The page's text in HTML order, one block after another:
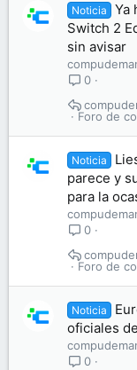
Noticia
Ya
Switch 2
sin avisar
0
Foro de
Noticia
parece y
para la
0
Foro de
Noticia
oficiales
0